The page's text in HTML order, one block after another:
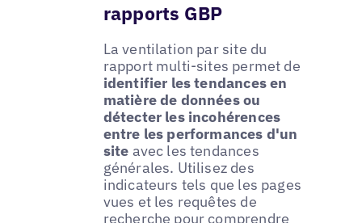
rapports GBP
La ventilation par site du
rapport multi-sites permet de
identifier les tendances en
matière de données ou
détecter les incohérences
entre les performances d'un
site avec les tendances
générales. Utilisez des
indicateurs tels que les pages
vues et les requêtes de
recherche pour comprendre